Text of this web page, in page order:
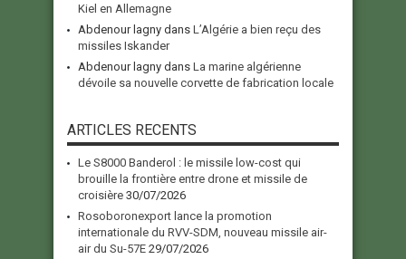
Kiel en Allemagne
Abdenour lagny dans L’Algérie a bien reçu des
missiles Iskander
Abdenour lagny dans La marine algérienne
dévoile sa nouvelle corvette de fabrication locale
ARTICLES RECENTS
Le S8000 Banderol : le missile low-cost qui
brouille la frontière entre drone et missile de
croisière 30/07/2026
Rosoboronexport lance la promotion
internationale du RVV-SDM, nouveau missile air-
air du Su-57E 29/07/2026